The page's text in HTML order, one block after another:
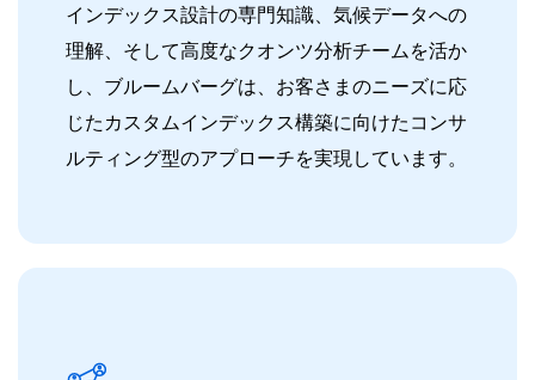
インデックス設計の専門知識、気候データへの
理解、そして高度なクオンツ分析チームを活か
し、ブルームバーグは、お客さまのニーズに応
じたカスタムインデックス構築に向けたコンサ
ルティング型のアプローチを実現しています。